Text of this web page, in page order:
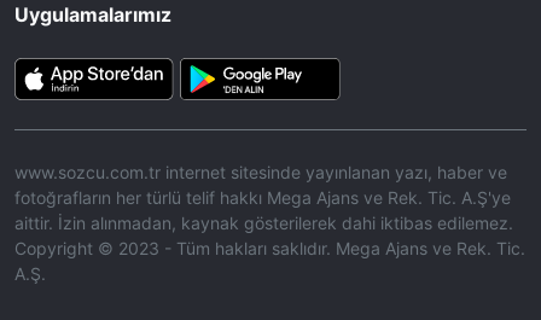
Uygulamalarımız
www.sozcu.com.tr internet sitesinde yayınlanan yazı, haber ve
fotoğrafların her türlü telif hakkı Mega Ajans ve Rek. Tic. A.Ş'ye
aittir. İzin alınmadan, kaynak gösterilerek dahi iktibas edilemez.
Copyright © 2023 - Tüm hakları saklıdır. Mega Ajans ve Rek. Tic.
A.Ş.